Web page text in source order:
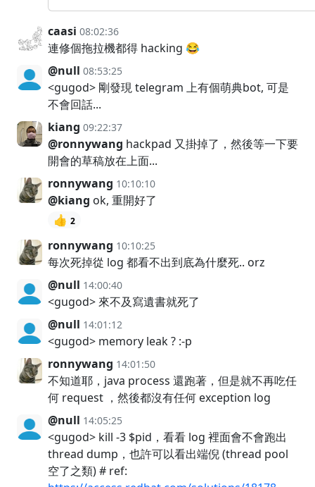
caasi 08:02:36
連修個拖拉機都得 hacking 😂
@null 08:53:25
<gugod> 剛發現 telegram 上有個萌典bot, 可是
不會回話...
kiang 09:22:37
@ronnywang hackpad 又掛掉了，然後等一下要
開會的草稿放在上面...
ronnywang 10:10:10
@kiang ok, 重開好了
👍 2
ronnywang 10:10:25
每次死掉從 log 都看不出到底為什麼死.. orz
@null 14:00:40
<gugod> 來不及寫遺書就死了
@null 14:01:12
<gugod> memory leak ? :-p
ronnywang 14:01:50
不知道耶，java process 還跑著，但是就不再吃任
何 request ，然後都沒有任何 exception log
@null 14:05:25
<gugod> kill -3 $pid，看看 log 裡面會不會跑出
thread dump，也許可以看出端倪 (thread pool
空了之類) # ref: